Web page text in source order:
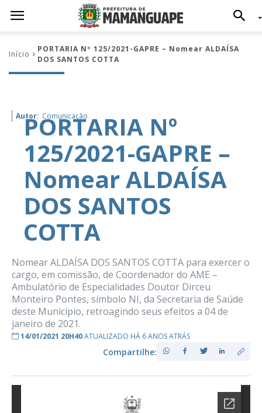
Início
PORTARIA Nº 125/2021-GAPRE – Nomear ALDAÍSA
DOS SANTOS COTTA
Autor: Comunicação
PORTARIA Nº
125/2021-GAPRE –
Nomear ALDAÍSA
DOS SANTOS
COTTA
Nomear ALDAÍSA DOS SANTOS COTTA para exercer o
cargo, em comissão, de Coordenador do AME –
Ambulatório de Especialidades Doutor Dirceu
Monteiro Pontes, símbolo NI, da Secretaria de Saúde
deste Município, retroagindo seus efeitos a 04 de
janeiro de 2021.
14/01/2021 20H40ATUALIZADO HÁ 6 ANOS ATRÁS
Compartilhe: